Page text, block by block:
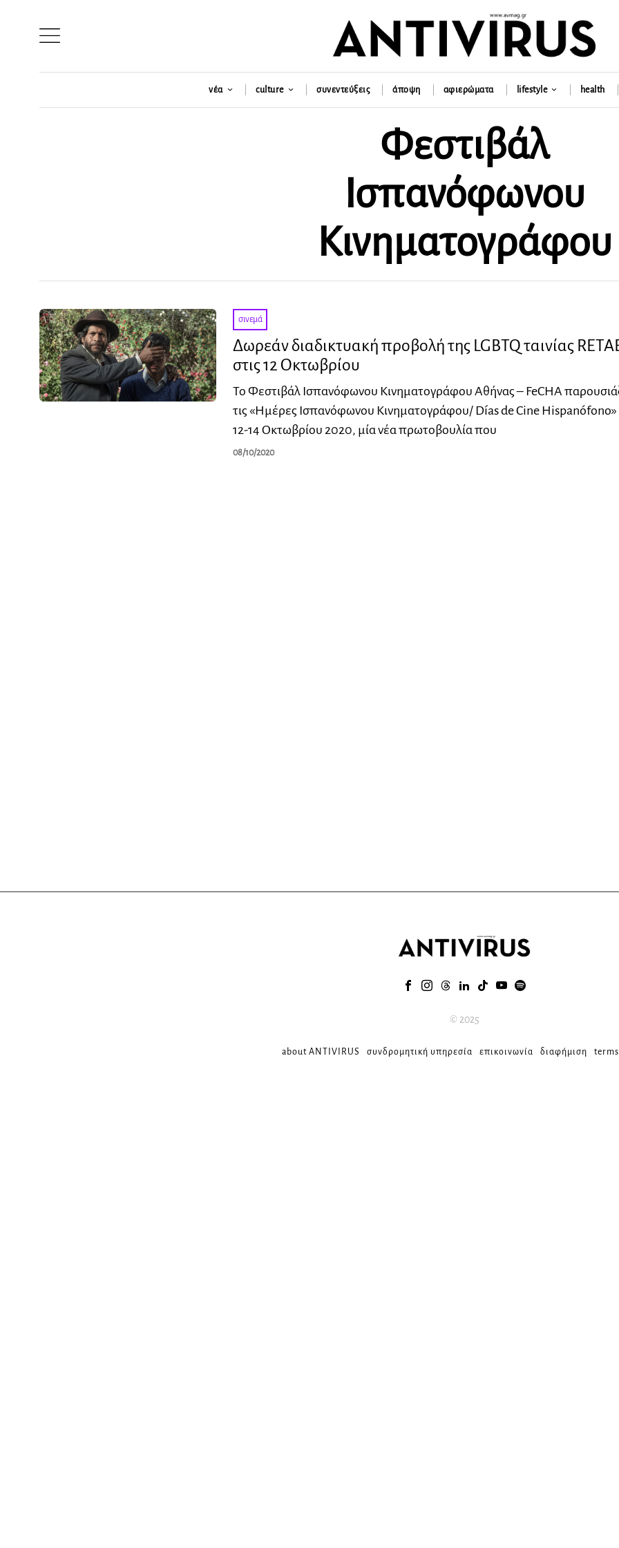
νέα culture συνεντεύξεις άποψη αφιερώματα lifestyle health
Φεστιβάλ
Ισπανόφωνου
Κινηματογράφου
σινεμά
Δωρεάν διαδικτυακή προβολή της LGBTQ ταινίας
στις 12 Οκτωβρίου
Το Φεστιβάλ Ισπανόφωνου Κινηματογράφου Αθήνας – FeCHA
τις «Ημέρες Ισπανόφωνου Κινηματογράφου/ Días de Cine Hispanófono»
12-14 Οκτωβρίου 2020, μία νέα πρωτοβουλία που
08/10/2020
© 2025
about ANTIVIRUS συνδρομητική υπηρεσία επικοινωνία διαφήμιση